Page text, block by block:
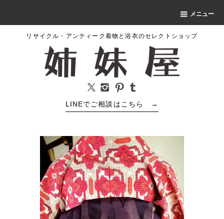
メニュー
リサイクル・アンティーク着物と浴衣のセレクトショップ
LINEでご相談はこちら →